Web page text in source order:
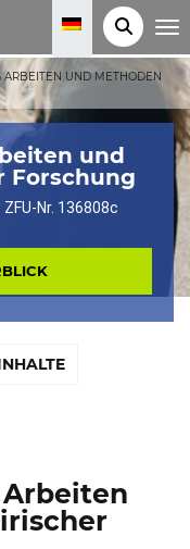
T
g
e
a
n
ARBEITEN UND METHODEN
und
Forschung
Nr. 136808c